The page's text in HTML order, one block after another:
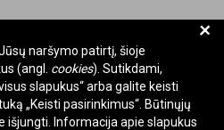
komisija. Visos teisės saugomos.
+
naršymo patirtį, šioje
(angl. cookies). Sutikdami,
slapukus“ arba galite keisti
„Keisti pasirinkimus“. Būtinųjų
išjungti. Informacija apie slapukus